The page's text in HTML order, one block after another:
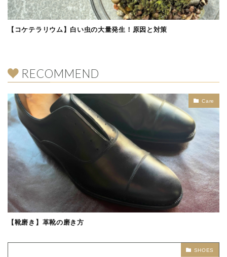
【コケテラリウム】白い虫の大量発生！原因と対策
RECOMMEND
Care
【靴磨き】革靴の磨き方
SHOES